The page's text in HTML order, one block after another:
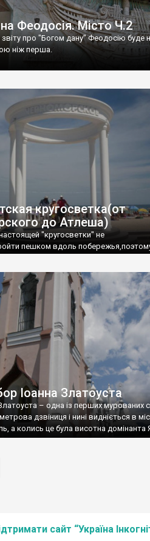
Феодосія. Місто Ч.2
про "Богом дану" Феодосію буде
ніж перша.
кругосветка(от
до Атлеша)
"кругосветки" не
пешком вдоль
Іоанна Златоуста
– одна із перших мурованих
дзвіниця і нині видніється в
а колись це була висотна домінанта
сайт “Україна